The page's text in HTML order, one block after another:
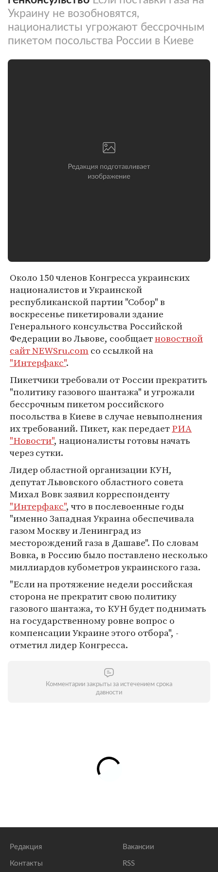
Украину не возобновятся,
националисты угрожают бессрочным
пикетом посольства России в Киеве
Около 150 членов Конгресса украинских
националистов и Украинской
республиканской партии "Собор" в
воскресенье пикетировали здание
Генерального консульства Российской
Федерации во Львове, сообщаетновостной
сайт NEWSru.com со ссылкой на
"Интерфакс".
Пикетчики требовали от России прекратить
"политику газового шантажа" и угрожали
бессрочным пикетом российского
посольства в Киеве в случае невыполнения
их требований. Пикет, как передаетРИА
"Новости", националисты готовы начать
через сутки.
Лидер областной организации КУН,
депутат Львовского областного совета
Михал Вовк заявил корреспонденту
"Интерфакс", что в послевоенные годы
"именно Западная Украина обеспечивала
газом Москву и Ленинград из
месторождений газа в Дашаве". По словам
Вовка, в Россию было поставлено несколько
миллиардов кубометров украинского газа.
"Если на протяжение недели российская
сторона не прекратит свою политику
газового шантажа, то КУН будет поднимать
на государственному ровне вопрос о
компенсации Украине этого отбора", -
отметил лидер Конгресса.
Комментарии закрыты за истечением срока
давности
Редакция
Контакты
Вакансии
RSS